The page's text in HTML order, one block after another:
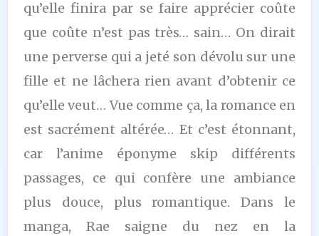
qu’elle finira par se faire apprécier coûte
que coûte n’est pas très… sain… On dirait
une perverse qui a jeté son dévolu sur une
fille et ne lâchera rien avant d’obtenir ce
qu’elle veut… Vue comme ça, la romance en
est sacrément altérée… Et c’est étonnant,
car l’anime éponyme skip différents
passages, ce qui confère une ambiance
plus douce, plus romantique. Dans le
manga, Rae saigne du nez en la